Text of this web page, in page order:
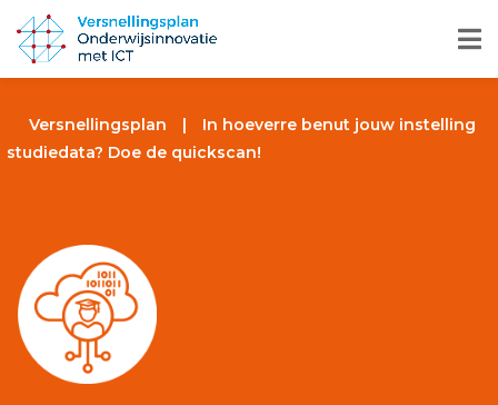
Versnellingsplan |
In hoeverre benut jouw instelling
studiedata? Doe de quickscan!